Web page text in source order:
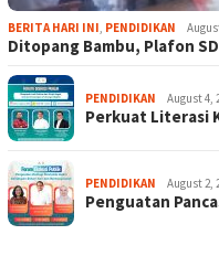
BERITA HARI INI, PENDIDIKAN
Ditopang Bambu, Plafon
PENDIDIKAN August 4,
Perkuat Literasi
PENDIDIKAN August 2,
Penguatan